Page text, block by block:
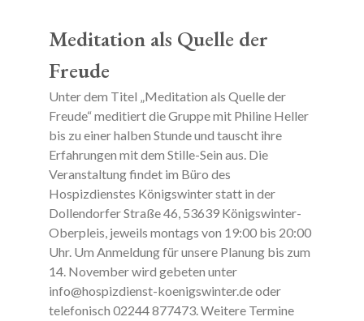
Meditation als Quelle der
Freude
Unter dem Titel „Meditation als Quelle der
Freude“ meditiert die Gruppe mit Philine Heller
bis zu einer halben Stunde und tauscht ihre
Erfahrungen mit dem Stille-Sein aus. Die
Veranstaltung findet im Büro des
Hospizdienstes Königswinter statt in der
Dollendorfer Straße 46, 53639 Königswinter-
Oberpleis, jeweils montags von 19:00 bis 20:00
Uhr. Um Anmeldung für unsere Planung bis zum
14. November wird gebeten unter
info@hospizdienst-koenigswinter.de oder
telefonisch 02244 877473. Weitere Termine